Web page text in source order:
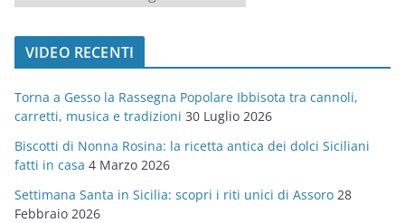
a
t
o
r
i
e
VIDEO RECENTI
Torna a Gesso la Rassegna Popolare Ibbisota tra cannoli,
carretti, musica e tradizioni 30 Luglio 2026
Biscotti di Nonna Rosina: la ricetta antica dei dolci Siciliani
fatti in casa 4 Marzo 2026
Settimana Santa in Sicilia: scopri i riti unici di Assoro 28
Febbraio 2026